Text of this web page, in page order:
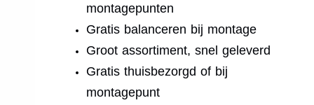
montagepunten
Gratis balanceren bij montage
Groot assortiment, snel geleverd
Gratis thuisbezorgd of bij
montagepunt